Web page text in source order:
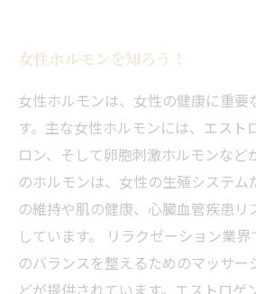
女性ホルモンを知ろう！
女性ホルモンは、女性の健康に重要
す。主な女性ホルモンには、エスト
ロン、そして卵胞刺激ホルモンなど
のホルモンは、女性の生殖システム
の維持や肌の健康、心臓血管疾患
しています。 リラクゼーション業
のバランスを整えるためのマッサー
どが提供されています。エストロゲ